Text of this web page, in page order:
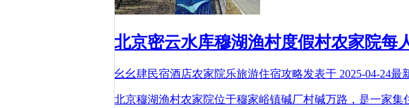
北京密云水库穆湖渔村度假村农家院每
幺幺肆民宿酒店农家院乐旅游住宿攻略发表于 2025-04-24最
北京穆湖渔村农家院位于穆家峪镇碱厂村碱万路，是一家